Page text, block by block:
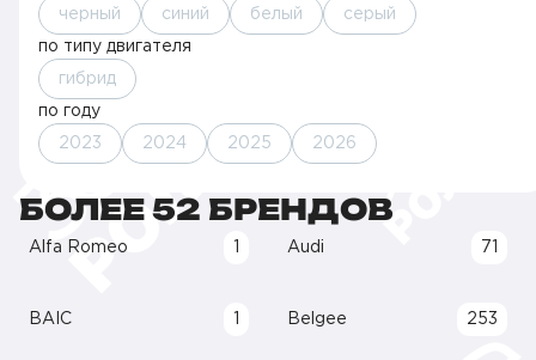
черный синий белый серый
по типу двигателя
гибрид
по году
2023 2024 2025 2026
БОЛЕЕ 52 БРЕНДОВ
Alfa Romeo Audi 71
BAIC Belgee 253